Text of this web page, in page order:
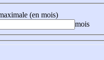
(en mois)
mois